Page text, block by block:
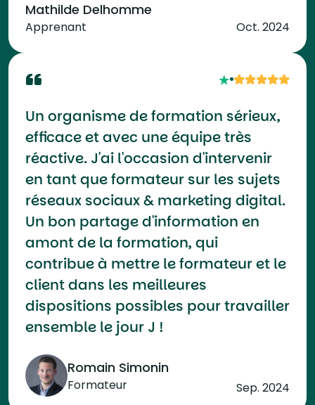
Mathilde Delhomme
Apprenant Oct. 2024
Un organisme de formation sérieux,
efficace et avec une équipe très
réactive. J'ai l'occasion d'intervenir
en tant que formateur sur les sujets
réseaux sociaux & marketing digital.
Un bon partage d'information en
amont de la formation, qui
contribue à mettre le formateur et le
client dans les meilleures
dispositions possibles pour travailler
ensemble le jour J !
Romain Simonin
Formateur Sep. 2024